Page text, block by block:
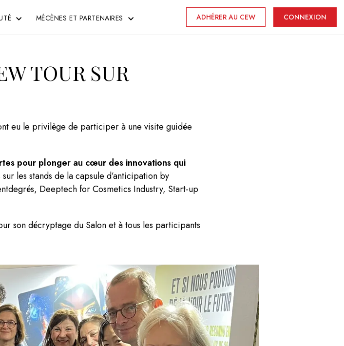
MÉCÈNES ET PARTENAIRES ADHÉRER AU CEW CONNEXION
TOUR SUR
eu le privilège de participer à une visite guidée
pour plonger au cœur des innovations qui
les stands de la capsule d’anticipation by
Deeptech for Cosmetics Industry, Start-up
son décryptage du Salon et à tous les participants